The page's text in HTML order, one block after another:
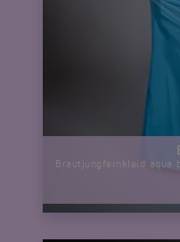
Brautjungfernkleid aqua